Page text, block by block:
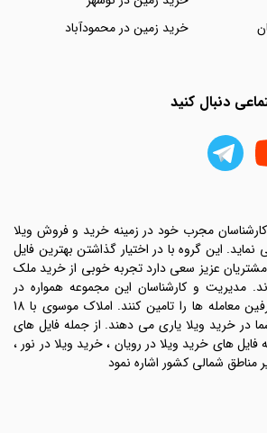
خرید زمین در محمودآباد
دنبال کنید
مجرب خود در زمینه خرید و فروش ویلا
این گروه با در اختیار گذاشتن بهترین فایل
مشتریان عزیز سعی دارد تجربه خوبی از خرید ملک
مدیریت و کارشناسان این مجموعه همواره در
تلاش هستند رضایت طرفین معامله ها را تامین کنند. املاک موسوی با 18
در خرید ویلا یاری می دهند. از جمله فایل های
های خرید ویلا در رویان ، خرید ویلا در نور ،
مناطق شمالی کشور اشاره نمود